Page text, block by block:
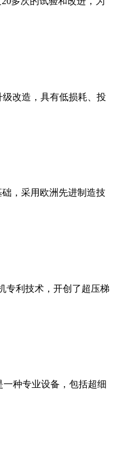
改造，具有低损耗、投
，采用欧洲先进制造技
专利技术，开创了超压梯
种专业设备，包括超细